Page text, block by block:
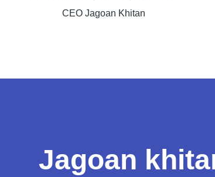
CEO Jagoan Khitan
Jagoan